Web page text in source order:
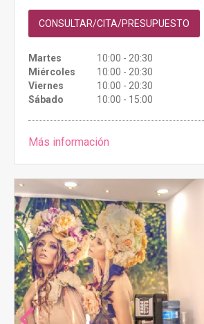
CONSULTAR/CITA/PRESUPUESTO
Martes
10:00 - 20:30
Miércoles
10:00 - 20:30
Viernes
10:00 - 20:30
Sábado
10:00 - 15:00
Más información